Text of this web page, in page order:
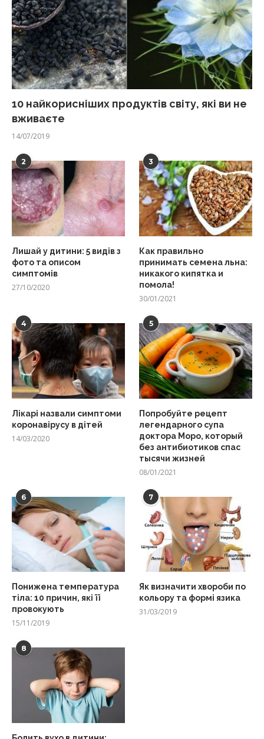
10 найкорисніших продуктів світу, які ви не
вживаєте
14/07/2019
2
Лишай у дитини: 5 видів з
фото та описом
симптомів
27/10/2020
3
Как правильно
принимать семена льна:
никакого кипятка и
помола!
30/01/2021
4
Лікарі назвали симптоми
коронавірусу в дітей
14/03/2020
5
Попробуйте рецепт
легендарного супа
доктора Моро, который
без антибиотиков спас
тысячи жизней
08/01/2021
6
Понижена температура
тіла: 10 причин, які її
провокують
15/11/2019
7
Як визначити хвороби по
кольору та формі язика
31/03/2019
8